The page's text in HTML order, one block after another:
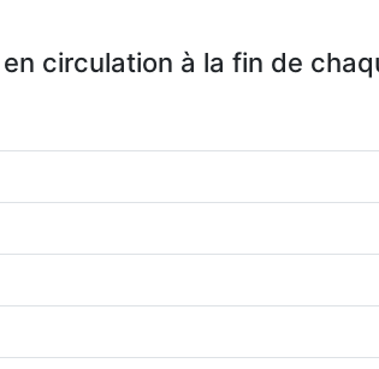
circulation à la fin de